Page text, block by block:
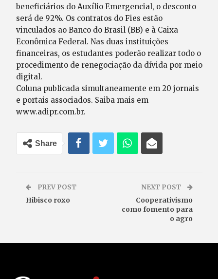
beneficiários do Auxílio Emergencial, o desconto
será de 92%. Os contratos do Fies estão
vinculados ao Banco do Brasil (BB) e à Caixa
Econômica Federal. Nas duas instituições
financeiras, os estudantes poderão realizar todo o
procedimento de renegociação da dívida por meio
digital.
Coluna publicada simultaneamente em 20 jornais
e portais associados. Saiba mais em
www.adipr.com.br.
Share
PREV POST
Hibisco roxo
NEXT POST
Cooperativismo
como fomento para
o agro